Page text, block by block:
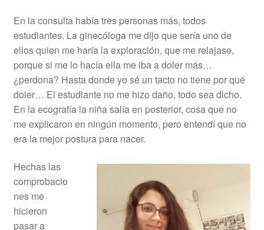
En la consulta había tres personas más, todos
estudiantes. La ginecóloga me dijo que sería uno de
ellos quien me haría la exploración, que me relajase,
porque si me lo hacía ella me iba a doler más…
¿perdona? Hasta donde yo sé un tacto no tiene por qué
doler… El estudiante no me hizo daño, todo sea dicho.
En la ecografía la niña salía en posterior, cosa que no
me explicaron en ningún momento, pero entendí que no
era la mejor postura para nacer.
Hechas las
comprobacio
nes me
hicieron
pasar a